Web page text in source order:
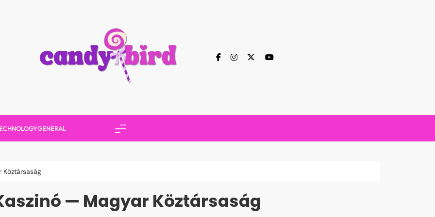
GENERAL
Köztársaság
— Magyar Köztársaság